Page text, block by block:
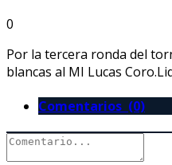
0
Por la tercera ronda del
blancas al MI Lucas
Comentarios (0)